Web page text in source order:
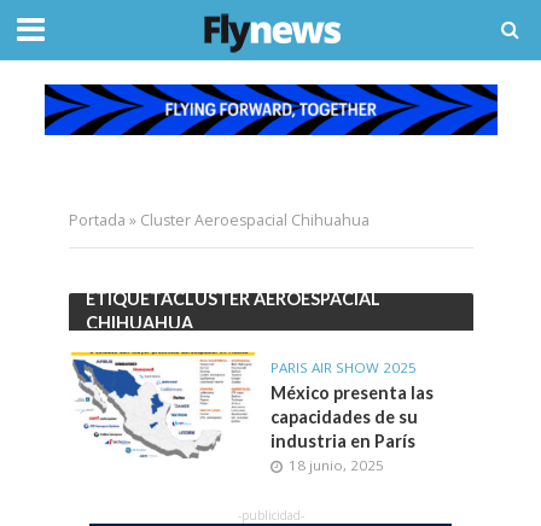
Portada » Cluster Aeroespacial Chihuahua
ETIQUETACLUSTER AEROESPACIAL
CHIHUAHUA
PARIS AIR SHOW 2025
México presenta las
capacidades de su
industria en París
18 junio, 2025